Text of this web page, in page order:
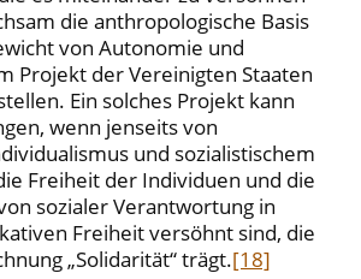
die anthropologische Basis
von Autonomie und
Projekt der Vereinigten Staaten
Ein solches Projekt kann
wenn jenseits von
und sozialistischem
Freiheit der Individuen und die
sozialer Verantwortung in
Freiheit versöhnt sind, die
„Solidarität“ trägt.[18]